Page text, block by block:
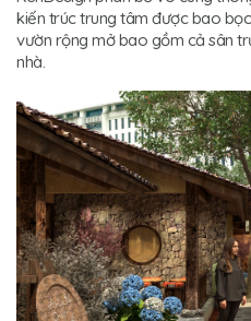
kiến trúc trung tâm được bao
vườn rộng mở bao gồm cả sân
nhà.